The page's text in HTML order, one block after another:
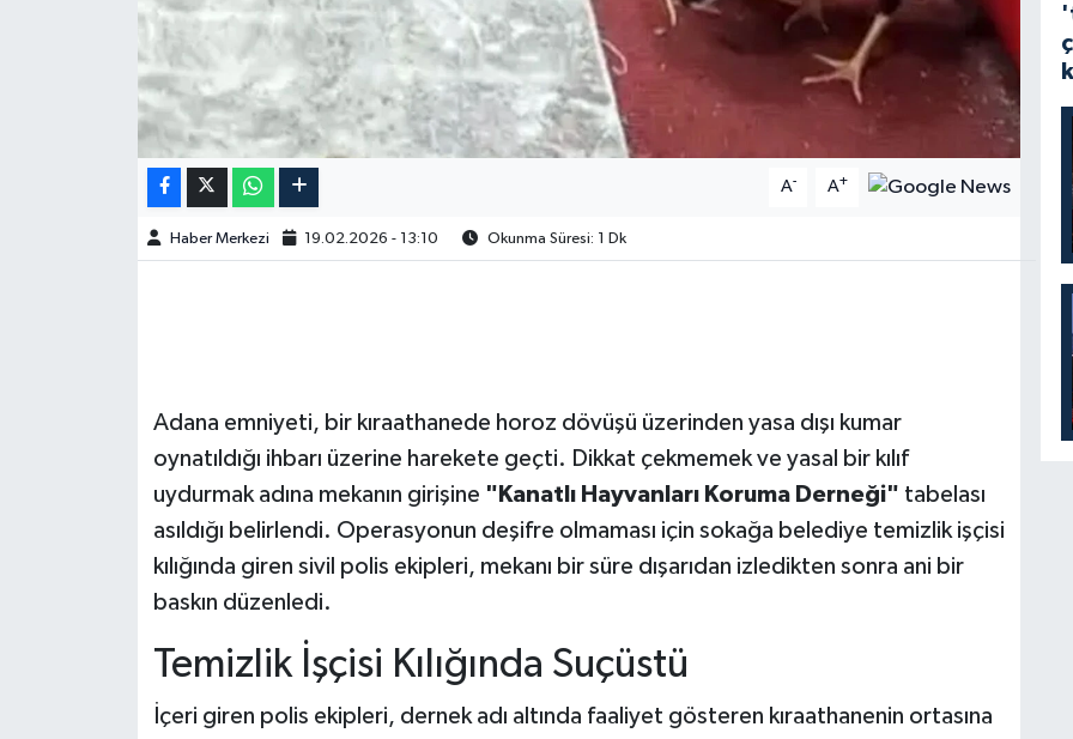
A- A+
Haber Merkezi 19.02.2026 - 13:10 Okunma Süresi: 1 Dk
Adana emniyeti, bir kıraathanede horoz dövüşü üzerinden yasa dışı kumar
oynatıldığı ihbarı üzerine harekete geçti. Dikkat çekmemek ve yasal bir kılıf
uydurmak adına mekanın girişine "Kanatlı Hayvanları Koruma Derneği" tabelası
asıldığı belirlendi. Operasyonun deşifre olmaması için sokağa belediye temizlik işçisi
kılığında giren sivil polis ekipleri, mekanı bir süre dışarıdan izledikten sonra ani bir
baskın düzenledi.
Temizlik İşçisi Kılığında Suçüstü
İçeri giren polis ekipleri, dernek adı altında faaliyet gösteren kıraathanenin ortasına